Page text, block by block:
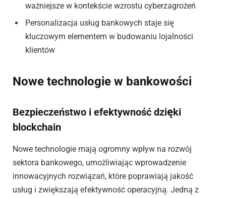
ważniejsze w kontekście wzrostu cyberzagrożeń
Personalizacja usług bankowych staje się
kluczowym elementem w budowaniu lojalności
klientów
Nowe technologie w bankowości
Bezpieczeństwo i efektywność dzięki
blockchain
Nowe technologie mają ogromny wpływ na rozwój
sektora bankowego, umożliwiając wprowadzenie
innowacyjnych rozwiązań, które poprawiają jakość
usług i zwiększają efektywność operacyjną. Jedną z